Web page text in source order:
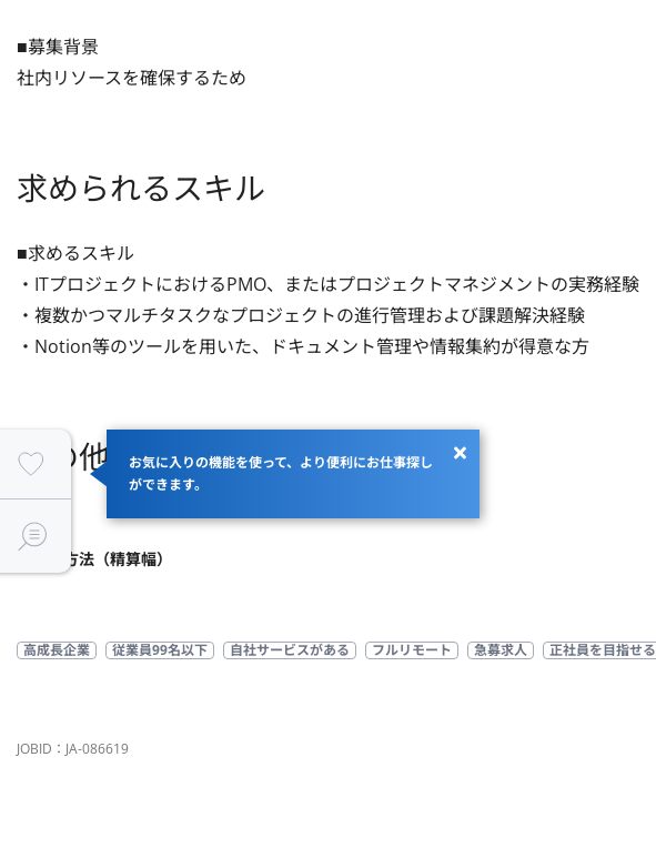
お気に入りの機能を使って、より便利にお仕事探し
ができます。
■募集背景
社内リソースを確保するため
求められるスキル
■求めるスキル
・ITプロジェクトにおけるPMO、またはプロジェクトマネジメントの実務経験
・複数かつマルチタスクなプロジェクトの進行管理および課題解決経験
・Notion等のツールを用いた、ドキュメント管理や情報集約が得意な方
その他
商流
支払い方法（精算幅）
高成長企業 従業員99名以下 自社サービスがある フルリモート 急募求人 正社員を目指せる
JOBID：JA-086619